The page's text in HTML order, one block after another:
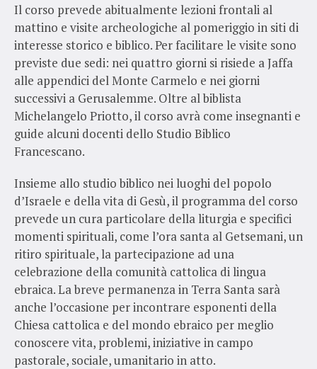
Il corso prevede abitualmente lezioni frontali al
mattino e visite archeologiche al pomeriggio in siti di
interesse storico e biblico. Per facilitare le visite sono
previste due sedi: nei quattro giorni si risiede a Jaffa
alle appendici del Monte Carmelo e nei giorni
successivi a Gerusalemme. Oltre al biblista
Michelangelo Priotto, il corso avrà come insegnanti e
guide alcuni docenti dello Studio Biblico
Francescano.
Insieme allo studio biblico nei luoghi del popolo
d’Israele e della vita di Gesù, il programma del corso
prevede un cura particolare della liturgia e specifici
momenti spirituali, come l’ora santa al Getsemani, un
ritiro spirituale, la partecipazione ad una
celebrazione della comunità cattolica di lingua
ebraica. La breve permanenza in Terra Santa sarà
anche l’occasione per incontrare esponenti della
Chiesa cattolica e del mondo ebraico per meglio
conoscere vita, problemi, iniziative in campo
pastorale, sociale, umanitario in atto.